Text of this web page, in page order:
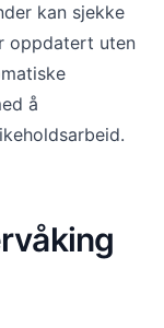
kan sjekke
oppdatert uten
å